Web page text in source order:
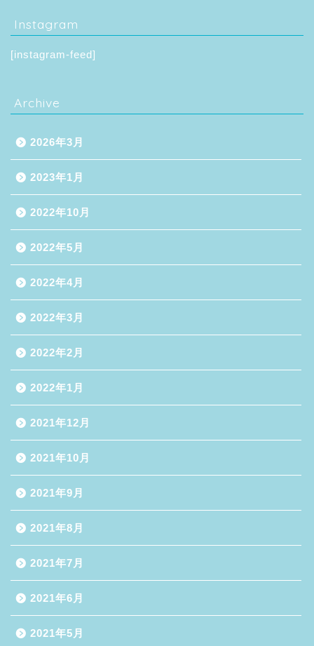
Instagram
[instagram-feed]
Archive
2026年3月
2023年1月
2022年10月
2022年5月
2022年4月
2022年3月
2022年2月
2022年1月
2021年12月
2021年10月
2021年9月
2021年8月
2021年7月
2021年6月
2021年5月